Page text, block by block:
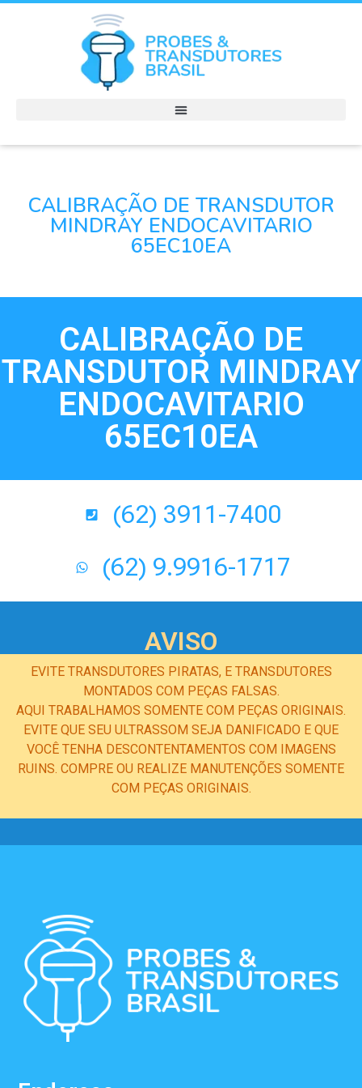
CALIBRAÇÃO DE TRANSDUTOR
MINDRAY ENDOCAVITARIO
65EC10EA
CALIBRAÇÃO DE
TRANSDUTOR MINDRAY
ENDOCAVITARIO
65EC10EA
(62) 3911-7400
(62) 9.9916-1717
AVISO
EVITE TRANSDUTORES PIRATAS, E TRANSDUTORES
MONTADOS COM PEÇAS FALSAS.
AQUI TRABALHAMOS SOMENTE COM PEÇAS ORIGINAIS.
EVITE QUE SEU ULTRASSOM SEJA DANIFICADO E QUE
VOCÊ TENHA DESCONTENTAMENTOS COM IMAGENS
RUINS. COMPRE OU REALIZE MANUTENÇÕES SOMENTE
COM PEÇAS ORIGINAIS.